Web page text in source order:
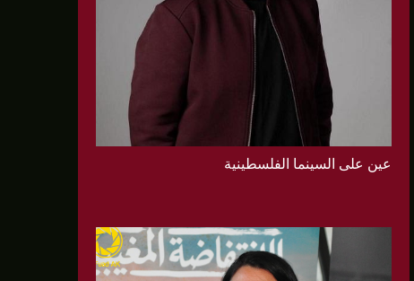
عين على السينما الفلسطينية